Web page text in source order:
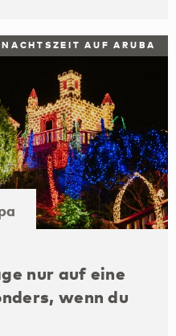
AUF ARUBA
nur auf eine
wenn du